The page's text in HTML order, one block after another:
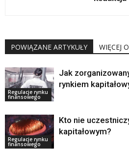
POWIĄZANE ARTYKUŁY WIĘCEJ
Regulacje rynku
finansowego
Jak
rynkiem
Regulacje rynku
finansowego
Kto nie
kapitałowym?